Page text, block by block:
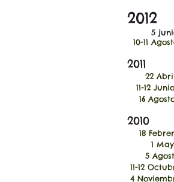
5 junio -
10-11
2011​
22 Abril -
11-12
16
2010
18
1 Mayo -
5 Agosto
11-12
4